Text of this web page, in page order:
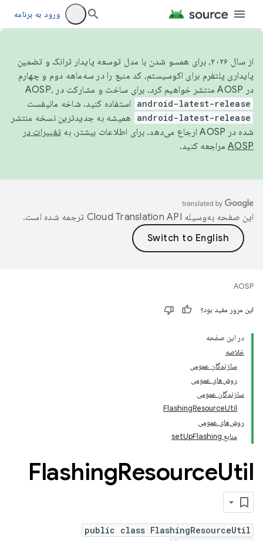
ورود به برنامه
از سال ۲۰۲۶، برای همسو شدن با مدل توسعه پایدار ترانک و تضمین
پایداری پلتفرم برای اکوسیستم، کد منبع را در سه‌ماهه دوم و چهارم
در AOSP منتشر خواهیم کرد. برای ساخت و مشارکت در AOSP،
android-latest-release استفاده کنید. شاخه مانیفست
android-latest-release
همیشه به جدیدترین نسخه منتشر
شده در AOSP ارجاع می‌دهد. برای اطلاعات بیشتر، به
تغییرات در
AOSP مراجعه کنید.
این صفحه به‌وسیله ترجمه شده است.
AOSP
این مرور مفید بود؟
در این صفحه
خلاصه
سازندگان عمومی
روش‌های عمومی
سازندگان عمومی
FlashingResourceUtil
روش‌های عمومی
منابع setUpFlashing
FlashingResourceUtil
public class FlashingResourceUtil